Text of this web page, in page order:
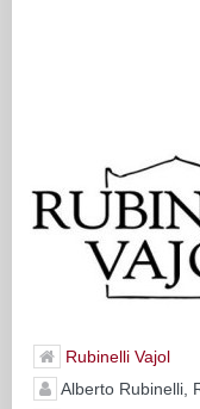
Rubinelli Vajol
Alberto Rubinelli,